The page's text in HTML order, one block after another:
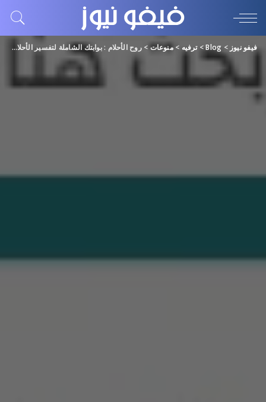
فيفو نيوز >
Blog
>ترفيه >منوعات >روح الأحلام : بوابتك الشاملة لتفسير الأحلام ومواقيت الصلاة والأدعية الإسلامية